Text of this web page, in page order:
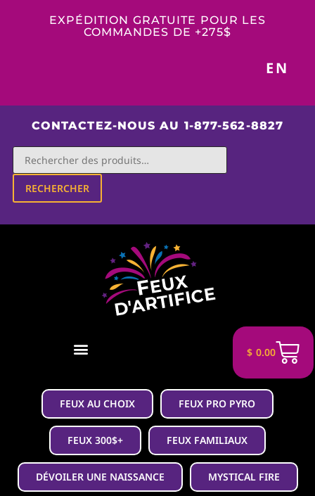
EXPÉDITION GRATUITE POUR LES
COMMANDES DE +275$
EN
CONTACTEZ-NOUS AU 1-877-562-8827
RECHERCHER
$ 0.00
FEUX AU CHOIX FEUX PRO PYRO
FEUX 300$+ FEUX FAMILIAUX
DÉVOILER UNE NAISSANCE MYSTICAL FIRE